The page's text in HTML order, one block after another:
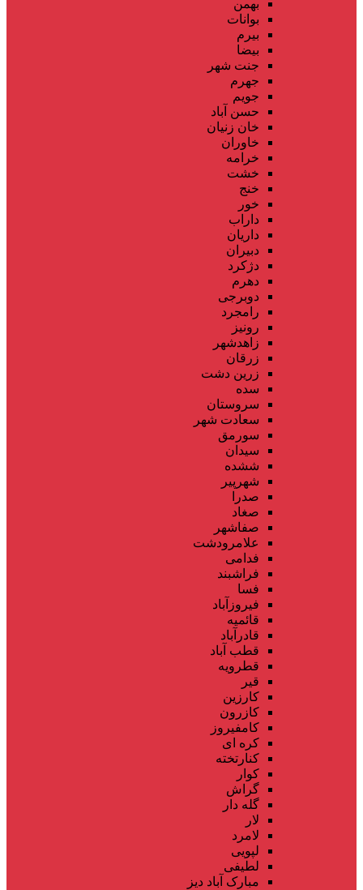
بهمن
بوانات
بیرم
بیضا
جنت شهر
جهرم
جویم
حسن آباد
خان زنیان
خاوران
خرامه
خشت
خنج
خور
داراب
داریان
دبیران
دژکرد
دهرم
دوبرجی
رامجرد
رونیز
زاهدشهر
زرقان
زرین دشت
سده
سروستان
سعادت شهر
سورمق
سیدان
ششده
شهرپیر
صدرا
صغاد
صفاشهر
علامرودشت
فدامی
فراشبند
فسا
فیروزآباد
قائمیه
قادرآباد
قطب آباد
قطرویه
قیر
کارزین
کازرون
کامفیروز
کره ای
کنارتخته
کوار
گراش
گله دار
لار
لامرد
لپویی
لطیفی
مبارک آباد دیز